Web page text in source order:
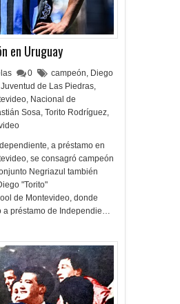
en Uruguay
0 campeón, Diego
Juventud de Las Piedras,
, Nacional de
Sosa, Torito Rodríguez,
a préstamo en
se consagró campeón
Negriazul también
"Torito"
de Montevideo, donde
a préstamo de Independie…